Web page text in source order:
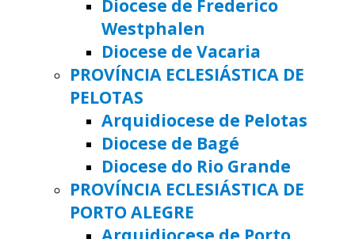
Diocese de Frederico
Westphalen
Diocese de Vacaria
PROVÍNCIA ECLESIÁSTICA DE
PELOTAS
Arquidiocese de Pelotas
Diocese de Bagé
Diocese do Rio Grande
PROVÍNCIA ECLESIÁSTICA DE
PORTO ALEGRE